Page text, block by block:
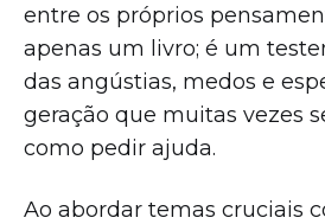
entre os próprios
apenas um livro; é um
das angústias, medos e
geração que muitas vezes
como pedir ajuda.
Ao abordar temas cruciais